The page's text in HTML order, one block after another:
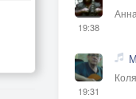
19:38
19:31